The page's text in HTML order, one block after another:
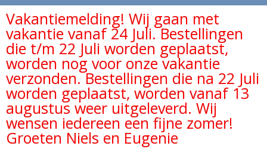
Vakantiemelding! Wij gaan met
vakantie vanaf 24 Juli. Bestellingen
die t/m 22 Juli worden geplaatst,
worden nog voor onze vakantie
verzonden. Bestellingen die na 22 Juli
worden geplaatst, worden vanaf 13
augustus weer uitgeleverd. Wij
wensen iedereen een fijne zomer!
Groeten Niels en Eugenie